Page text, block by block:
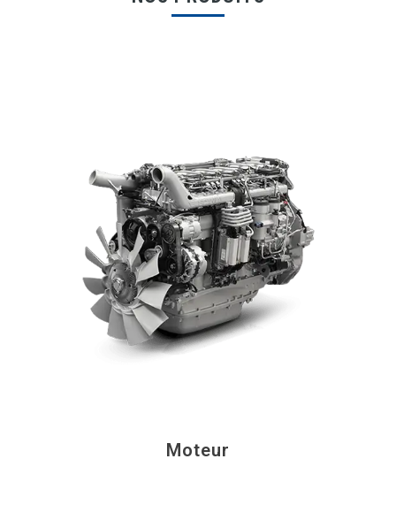
Moteur